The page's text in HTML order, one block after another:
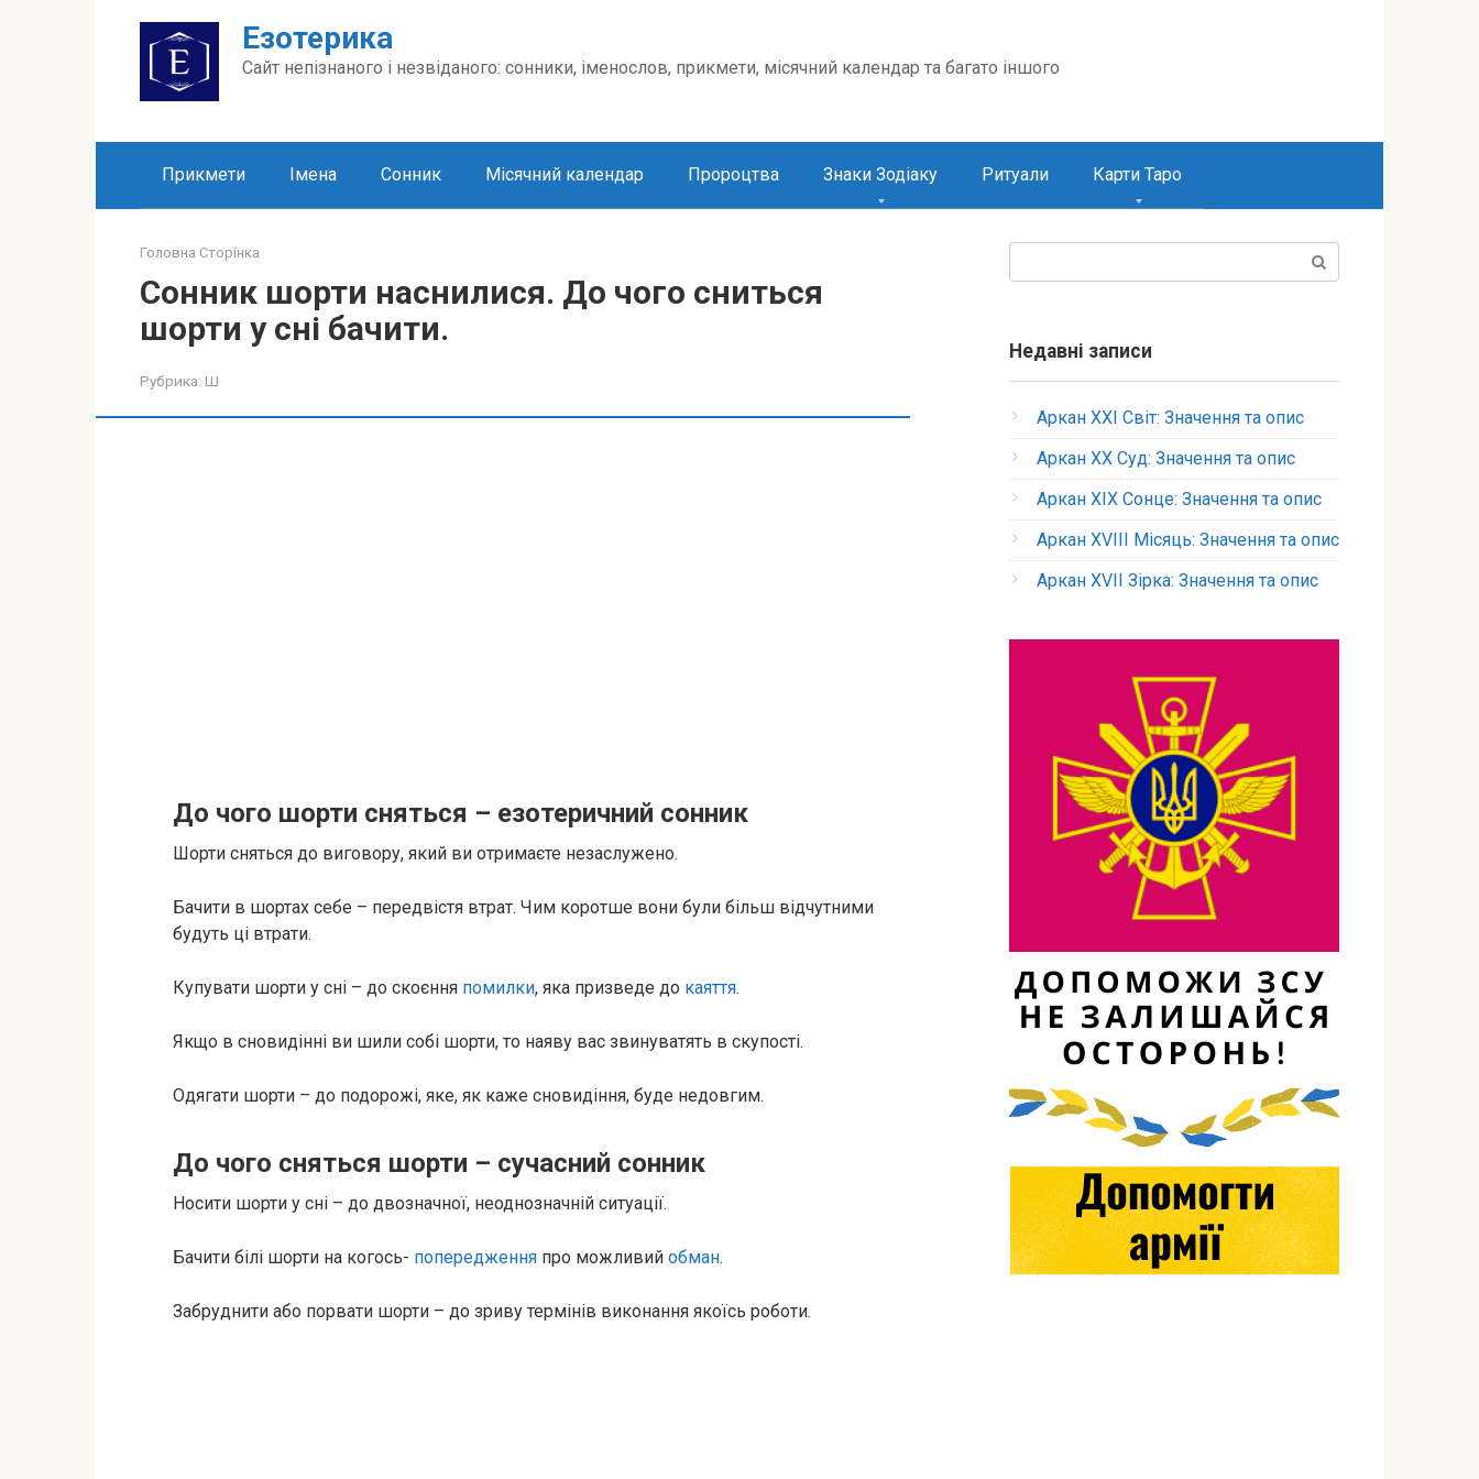
Езотерика
Сайт непізнаного і незвіданого: сонники, іменослов, прикмети, місячний календар та багато іншого
Прикмети Імена Сонник Місячний календар Пророцтва Знаки Зодіаку Ритуали Карти Таро
Головна Сторінка
Сонник шорти наснилися. До чого сниться
шорти у сні бачити.
Рубрика: Ш
До чого шорти сняться – езотеричний сонник
Шорти сняться до виговору, який ви отримаєте незаслужено.
Бачити в шортах себе – передвістя втрат. Чим коротше вони були більш відчутними
будуть ці втрати.
Купувати шорти у сні – до скоєння помилки, яка призведе до каяття.
Якщо в сновидінні ви шили собі шорти, то наяву вас звинуватять в скупості.
Одягати шорти – до подорожі, яке, як каже сновидіння, буде недовгим.
До чого сняться шорти – сучасний сонник
Носити шорти у сні – до двозначної, неоднозначній ситуації.
Бачити білі шорти на когось- попередження про можливий обман.
Забруднити або порвати шорти – до зриву термінів виконання якоїсь роботи.
Недавні записи
Аркан XXI Світ: Значення та опис
Аркан XX Суд: Значення та опис
Аркан XIX Сонце: Значення та опис
Аркан XVIII Місяць: Значення та опис
Аркан XVII Зірка: Значення та опис